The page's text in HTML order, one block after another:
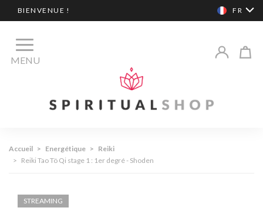
BIENVENUE ! FR
MENU
Accueil > Energétique > Reiki
> Reiki Tao Tö Qi stage 1 : 1er degré - Shoden
STREAMING